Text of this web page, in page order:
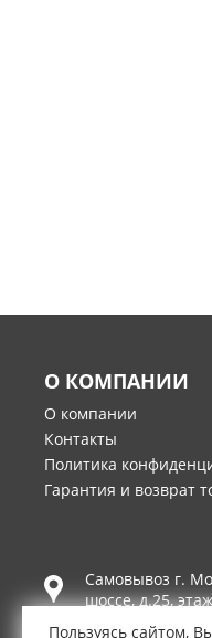
О КОМПАНИИ
О компании
Контакты
Политика
Гарантия и возврат
Самовывоз г.
шоссе, д.25,
Пользуясь сайтом,